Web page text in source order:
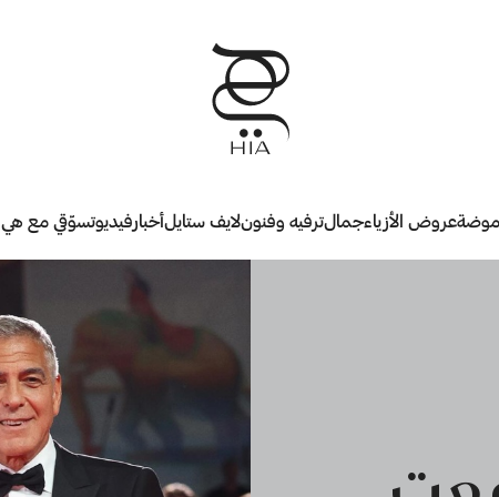
موضةعروض الأزياءجمالترفيه وفنونلايف ستايلأخبارفيديوتسوّقي مع هي